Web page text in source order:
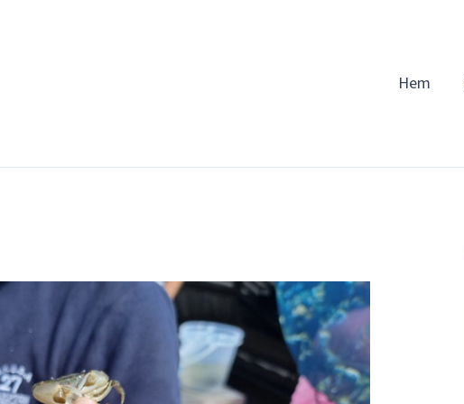
Hem